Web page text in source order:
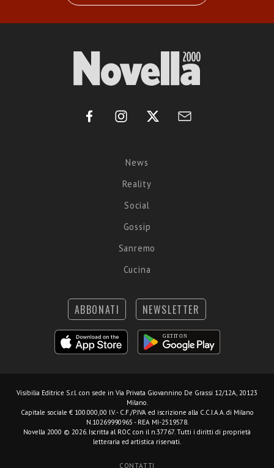
News
Reality
Social
Gossip
Sanremo
Cucina
ABBONATI NEWSLETTER
Visibilia Editrice S.r.l. con sede in Via Privata Giovannino De Grassi 12/12A, 20123
Milano.
Capitale sociale € 100.000,00 I.V. - C.F./P.IVA ed iscrizione alla C.C.I.A.A. di Milano
N.10269990965 - REA MI-2519578.
Novella 2000 © 2026. Iscritta al ROC con il n.37767. Tutti i diritti di proprietà
letteraria ed artistica riservati.
CONTATTI